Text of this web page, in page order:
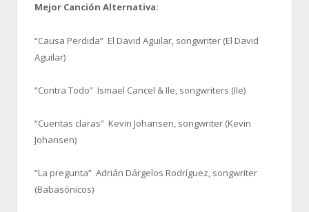
Mejor Canción Alternativa:
“Causa Perdida” El David Aguilar, songwriter (El David
Aguilar)
“Contra Todo” Ismael Cancel & Ile, songwriters (Ile)
“Cuentas claras” Kevin Johansen, songwriter (Kevin
Johansen)
“La pregunta” Adrián Dárgelos Rodríguez, songwriter
(Babasónicos)